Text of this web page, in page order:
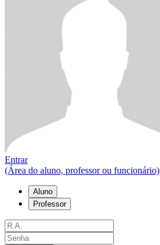
Entrar
(Área do aluno, professor ou funcionário)
Aluno
Professor